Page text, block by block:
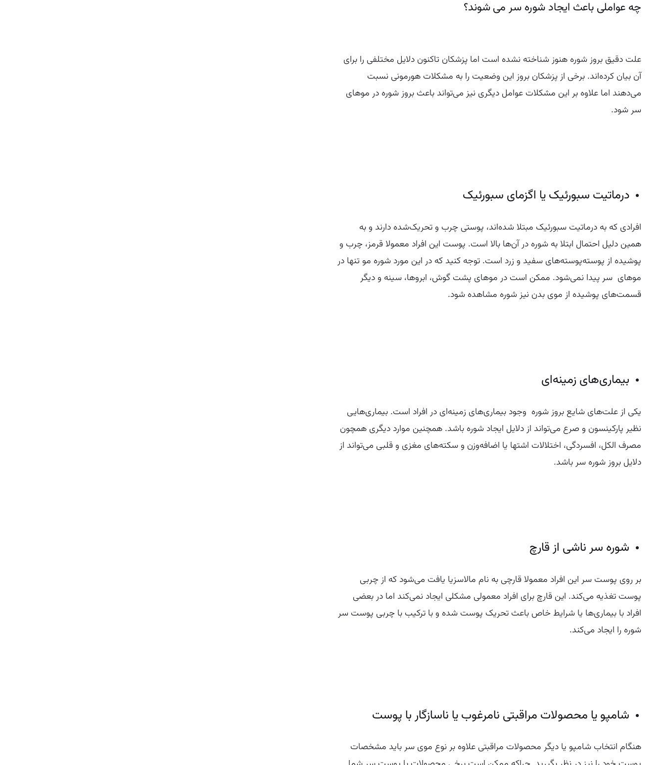
چه عواملی باعث ایجاد شوره سر می شوند؟
علت دقیق بروز شوره هنوز شناخته نشده است اما پزشکان تاکنون دلایل مختلفی را برای
آن بیان کرده‌اند. برخی از پزشکان بروز این وضعیت را به مشکلات هورمونی نسبت
می‌دهند اما علاوه بر این مشکلات عوامل دیگری نیز می‌تواند باعث بروز شوره در موهای
سر شود.
درماتیت سبورئیک یا اگزمای سبورئیک
افرادی که به درماتیت سبورئیک مبتلا شده‌اند، پوستی چرب و تحریک‌شده دارند و به
همین دلیل احتمال ابتلا به شوره در آن‌ها بالا است. پوست این افراد معمولا قرمز، چرب و
پوشیده از پوسته‌پوسته‌های سفید و زرد است. توجه کنید که در این مورد شوره مو تنها در
موهای سر پیدا نمی‌شود. ممکن است در موهای پشت گوش، ابروها، سینه و دیگر
قسمت‌های پوشیده از موی بدن نیز شوره مشاهده شود.
بیماری‌های زمینه‌ای
یکی از علت‌های شایع بروز شوره وجود بیماری‌های زمینه‌ای در افراد است. بیماری‌هایی
نظیر پارکینسون و صرع می‌تواند از دلایل ایجاد شوره باشد. همچنین موارد دیگری همچون
مصرف الکل، افسردگی، اختلالات اشتها یا اضافه‌وزن و سکته‌های مغزی و قلبی می‌تواند از
دلایل بروز شوره سر باشد.
شوره سر ناشی از قارچ
بر روی پوست سر این افراد معمولا قارچی به نام مالاسزیا یافت می‌شود که از چربی
پوست تغذیه می‌کند. این قارچ برای افراد معمولی مشکلی ایجاد نمی‌کند اما در بعضی
افراد با بیماری‌ها یا شرایط خاص باعث تحریک پوست شده و با ترکیب با چربی پوست سر
شوره را ایجاد می‌کند.
شامپو یا محصولات مراقبتی نامرغوب یا ناسازگار با پوست
هنگام انتخاب شامپو یا دیگر محصولات مراقبتی علاوه بر نوع موی سر باید مشخصات